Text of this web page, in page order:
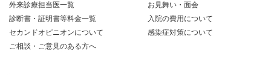
外来診療担当医一覧
診断書・証明書等料金一覧
セカンドオピニオンについて
ご相談・ご意見のある方へ
お見舞い・面会
入院の費用について
感染症対策について